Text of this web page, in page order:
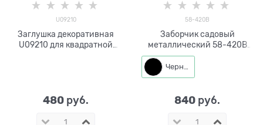
U09210
Заглушка декоративная
U09210 для квадратной
480 руб.
58-420B
Заборчик садовый
металлический 58-420B
черный высота 60см
Черный
840 руб.